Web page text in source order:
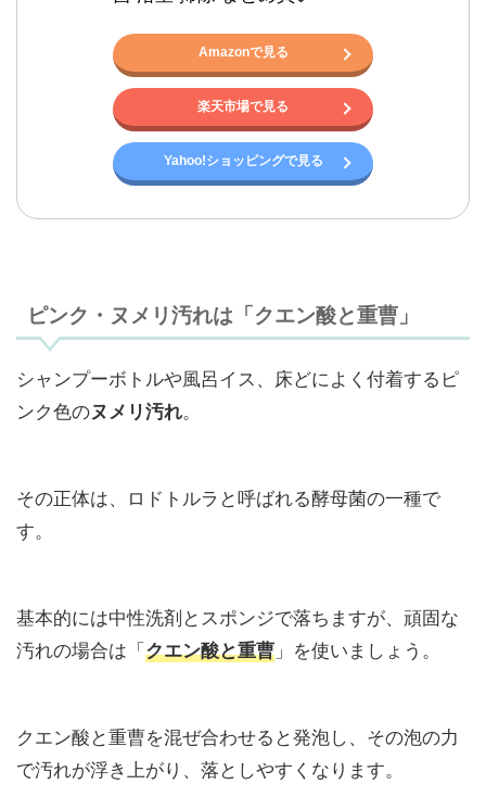
Amazonで見る
楽天市場で見る
Yahoo!ショッピングで見る
ピンク・ヌメリ汚れは「クエン酸と重曹」
シャンプーボトルや風呂イス、床どによく付着するピ
ンク色のヌメリ汚れ。
その正体は、ロドトルラと呼ばれる酵母菌の一種で
す。
基本的には中性洗剤とスポンジで落ちますが、頑固な
汚れの場合は「クエン酸と重曹 」を使いましょう。
クエン酸と重曹を混ぜ合わせると発泡し、その泡の力
で汚れが浮き上がり、落としやすくなります。